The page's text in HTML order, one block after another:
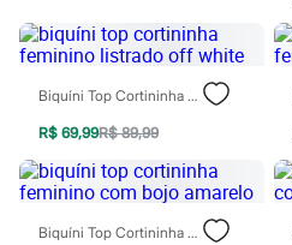
Moda esportiva
Shorts e Bermudas
Infantil
Em alta
Arrumadinho para os meninos
Romântico para as meninas
Inverno
Novidades
Roupas menina
Biquíni Top Cortininha Feminino Listrado Off White
R$ 69,99R$ 89,99
Biquíni Top Cortininha Feminino Com Bojo Amarelo